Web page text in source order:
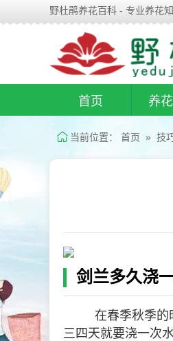
野杜鹃养花百科 - 专业养花
首页 养
当前位置： 首页 » 技
剑兰多久浇
在春季秋季的
三四天就要浇一次